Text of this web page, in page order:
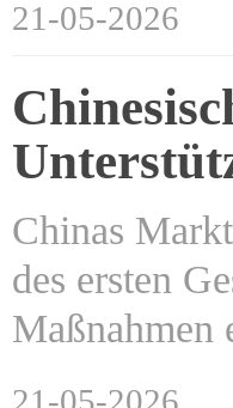
21-05-2026
Chinas
des ersten